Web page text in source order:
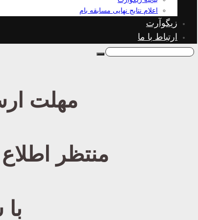
اعلام نتایج نهایی مسابقه بام
زیگوآرت
ارتباط با ما
مهلت
منتظر